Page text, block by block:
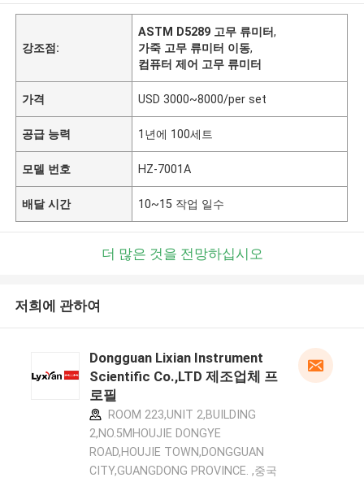
강조점:
ASTM D5289 고무 류미터,
가죽 고무 류미터 이동,
컴퓨터 제어 고무 류미터
가격 USD 3000~8000/per set
공급 능력 1년에 100세트
모델 번호 HZ-7001A
배달 시간 10~15 작업 일수
더 많은 것을 전망하십시오
저희에 관하여
Dongguan Lixian Instrument
Scientific Co.,LTD 제조업체 프
로필
ROOM 223,UNIT 2,BUILDING
2,NO.5MHOUJIE DONGYE
ROAD,HOUJIE TOWN,DONGGUAN
CITY,GUANGDONG PROVINCE. ,중국